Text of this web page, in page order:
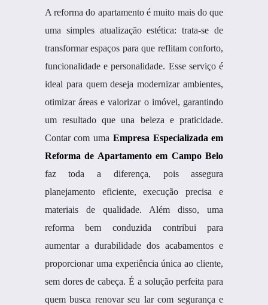
A reforma do apartamento é muito mais do que
uma simples atualização estética: trata-se de
transformar espaços para que reflitam conforto,
funcionalidade e personalidade. Esse serviço é
ideal para quem deseja modernizar ambientes,
otimizar áreas e valorizar o imóvel, garantindo
um resultado que una beleza e praticidade.
Contar com uma Empresa Especializada em
Reforma de Apartamento em Campo Belo
faz toda a diferença, pois assegura
planejamento eficiente, execução precisa e
materiais de qualidade. Além disso, uma
reforma bem conduzida contribui para
aumentar a durabilidade dos acabamentos e
proporcionar uma experiência única ao cliente,
sem dores de cabeça. É a solução perfeita para
quem busca renovar seu lar com segurança e